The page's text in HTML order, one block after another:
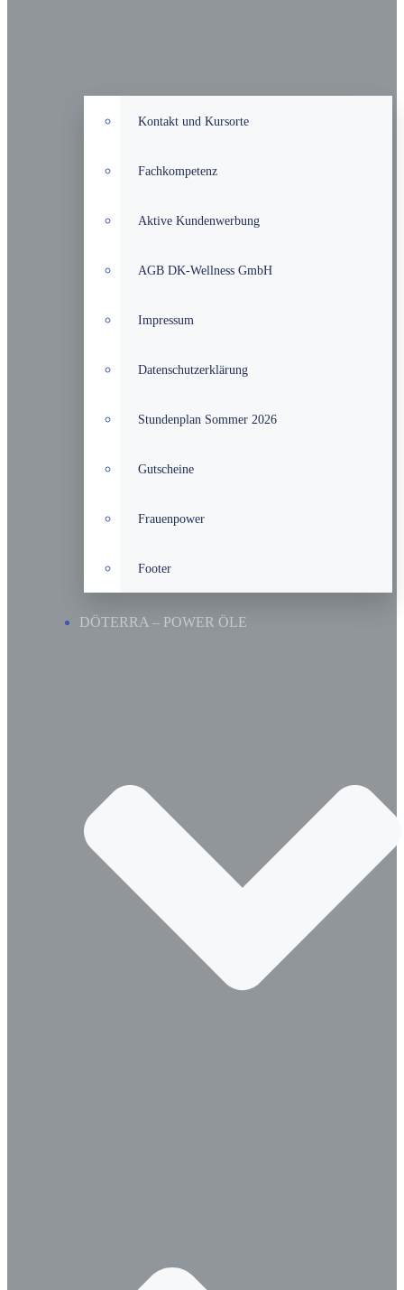
Kontakt und Kursorte
Fachkompetenz
Aktive Kundenwerbung
AGB DK-Wellness GmbH
Impressum
Datenschutzerklärung
Stundenplan Sommer 2026
Gutscheine
Frauenpower
Footer
DÖTERRA – POWER ÖLE